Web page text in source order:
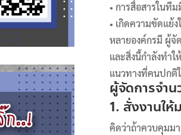
• การสื่อสารในที
• เกิดความขัดแย้
หลายองค์กรมี ผู้จั
และสิ่งนี้กำลังทำ
แนวทางที่คนปกติ
ผู้จัดการจำ
1. สั่งงานให้
คิดว่าถ้าควบคุมม